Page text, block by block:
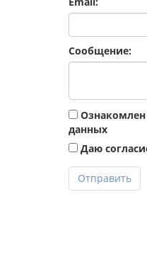
Сообщение:
Ознакомлен
данных
Даю
Отправить